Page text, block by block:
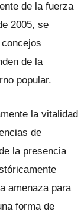
de la fuerza
2005, se
de la
popular.
la vitalidad
de
la presencia
amenaza para
forma de